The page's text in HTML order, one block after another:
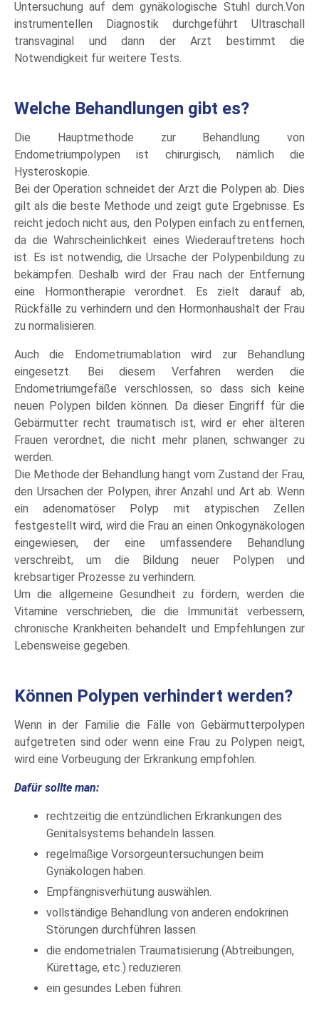
Untersuchung auf dem gynäkologische Stuhl durch.Von
instrumentellen Diagnostik durchgeführt Ultraschall
transvaginal und dann der Arzt bestimmt die
Notwendigkeit für weitere Tests.
Welche Behandlungen gibt es?
Die Hauptmethode zur Behandlung von
Endometriumpolypen ist chirurgisch, nämlich die
Hysteroskopie.
Bei der Operation schneidet der Arzt die Polypen ab. Dies
gilt als die beste Methode und zeigt gute Ergebnisse. Es
reicht jedoch nicht aus, den Polypen einfach zu entfernen,
da die Wahrscheinlichkeit eines Wiederauftretens hoch
ist. Es ist notwendig, die Ursache der Polypenbildung zu
bekämpfen. Deshalb wird der Frau nach der Entfernung
eine Hormontherapie verordnet. Es zielt darauf ab,
Rückfälle zu verhindern und den Hormonhaushalt der Frau
zu normalisieren.
Auch die Endometriumablation wird zur Behandlung
eingesetzt. Bei diesem Verfahren werden die
Endometriumgefäße verschlossen, so dass sich keine
neuen Polypen bilden können. Da dieser Eingriff für die
Gebärmutter recht traumatisch ist, wird er eher älteren
Frauen verordnet, die nicht mehr planen, schwanger zu
werden.
Die Methode der Behandlung hängt vom Zustand der Frau,
den Ursachen der Polypen, ihrer Anzahl und Art ab. Wenn
ein adenomatöser Polyp mit atypischen Zellen
festgestellt wird, wird die Frau an einen Onkogynäkologen
eingewiesen, der eine umfassendere Behandlung
verschreibt, um die Bildung neuer Polypen und
krebsartiger Prozesse zu verhindern.
Um die allgemeine Gesundheit zu fördern, werden die
Vitamine verschrieben, die die Immunität verbessern,
chronische Krankheiten behandelt und Empfehlungen zur
Lebensweise gegeben.
Können Polypen verhindert werden?
Wenn in der Familie die Fälle von Gebärmutterpolypen
aufgetreten sind oder wenn eine Frau zu Polypen neigt,
wird eine Vorbeugung der Erkrankung empfohlen.
Dafür sollte man:
rechtzeitig die entzündlichen Erkrankungen des
Genitalsystems behandeln lassen.
regelmäßige Vorsorgeuntersuchungen beim
Gynäkologen haben.
Empfängnisverhütung auswählen.
vollständige Behandlung von anderen endokrinen
Störungen durchführen lassen.
die endometrialen Traumatisierung (Abtreibungen,
Kürettage, etc.) reduzieren.
ein gesundes Leben führen.